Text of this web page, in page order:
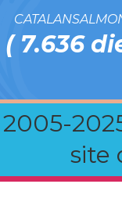
( 7.636
2005-
site